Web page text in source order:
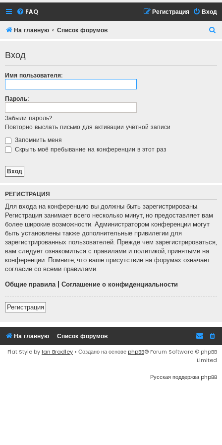
FAQ Вход
Регистрация
На главную Список форумов
с
Вход
Имя пользователя:
Пароль:
Забыли пароль?
Повторно выслать письмо для активации учётной записи
Запомнить меня
Скрыть моё пребывание на конференции в этот раз
РЕГИСТРАЦИЯ
Для входа на конференцию вы должны быть зарегистрированы.
Регистрация занимает всего несколько минут, но предоставляет вам
более широкие возможности. Администратором конференции могут
быть установлены также дополнительные привилегии для
зарегистрированных пользователей. Прежде чем зарегистрироваться,
вам следует ознакомиться с правилами и политикой, принятыми на
конференции. Помните, что ваше присутствие на форумах означает
согласие со всеми правилами.
Общие правила| Соглашение о конфиденциальности
Регистрация
На главную Список форумов
Flat Style by Ian Bradley • Создано на основе phpBB® Forum Software © phpBB
Limited
Русская поддержка phpBB